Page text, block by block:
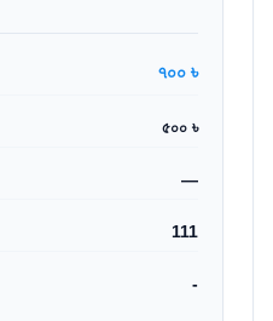
৭০০ ৳
৫০০ ৳
—
111
-